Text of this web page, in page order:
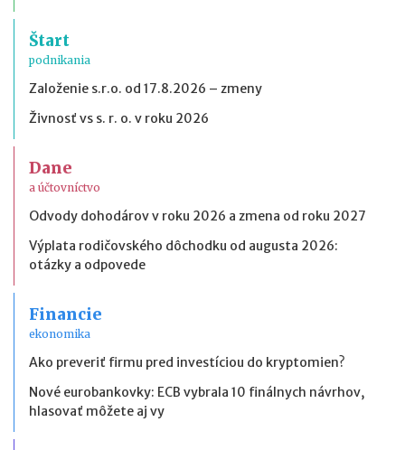
Štart
podnikania
Založenie s.r.o. od 17.8.2026 – zmeny
Živnosť vs s. r. o. v roku 2026
Dane
a účtovníctvo
Odvody dohodárov v roku 2026 a zmena od roku 2027
Výplata rodičovského dôchodku od augusta 2026:
otázky a odpovede
Financie
ekonomika
Ako preveriť firmu pred investíciou do kryptomien?
Nové eurobankovky: ECB vybrala 10 finálnych návrhov,
hlasovať môžete aj vy